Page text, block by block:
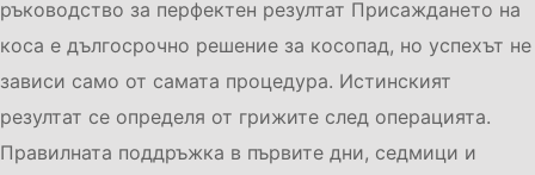
ръководство за перфектен резултат Присаждането на
коса е дългосрочно решение за косопад, но успехът не
зависи само от самата процедура. Истинският
резултат се определя от грижите след операцията.
Правилната поддръжка в първите дни, седмици и